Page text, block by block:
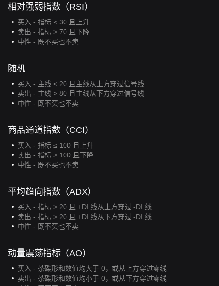
相对强弱指数（RSI）
买入 - 指标 < 30 且上升
卖出 - 指标 > 70 且下降
中性 - 既不买也不卖
随机
买入 - 主线 < 20 且主线从上方穿过信号线
卖出 - 主线 > 80 且主线从下方穿过信号线
中性 - 既不买也不卖
商品通道指数（CCI）
买入 - 指标 ≤ 100 且上升
卖出 - 指标 > 100 且下降
中性 - 既不买也不卖
平均趋向指数（ADX）
买入 - 指标 > 20 且 +DI 线从上方穿过 -DI 线
卖出 - 指标 > 20 且 +DI 线从下方穿过 -DI 线
中性 - 既不买也不卖
动量震荡指标（AO）
买入 - 茶碟形和数值均大于 0，或从上方穿过零线
卖出 - 茶碟形和数值均小于 0，或从下方穿过零线